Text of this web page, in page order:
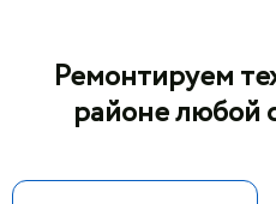
Ремонтируем
районе любой